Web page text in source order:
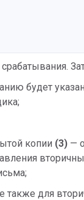
будет
копии (3) —
также для